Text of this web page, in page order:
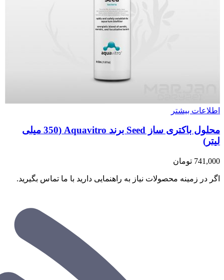
اطلاعات بیشتر
محلول باکتری ساز Seed برند Aquavitro (350 میلی
لیتر)
741,000 تومان
اگر در زمینه محصولات نیاز به راهنمایی دارید با ما تماس بگیرید.